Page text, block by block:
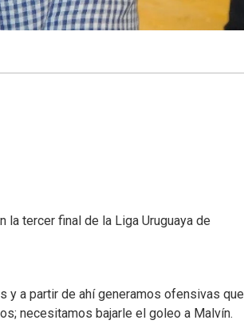
la tercer final de la Liga Uruguaya de
y a partir de ahí generamos ofensivas que
necesitamos bajarle el goleo a Malvín.